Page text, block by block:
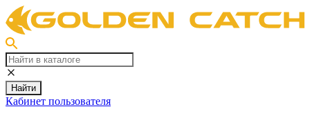
Найти
Кабинет пользователя